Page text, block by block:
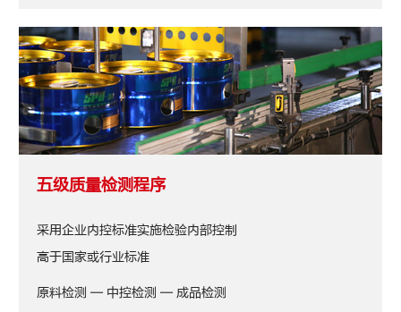
五级质量检测程序
采用企业内控标准实施检验内部控制
高于国家或行业标准
原料检测 — 中控检测 — 成品检测